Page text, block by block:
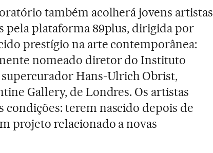
também acolherá jovens artistas
pela plataforma 89plus, dirigida por
prestígio na arte contemporânea:
nomeado diretor do Instituto
supercurador Hans-Ulrich Obrist,
Gallery, de Londres. Os artistas
terem nascido depois de
projeto relacionado a novas